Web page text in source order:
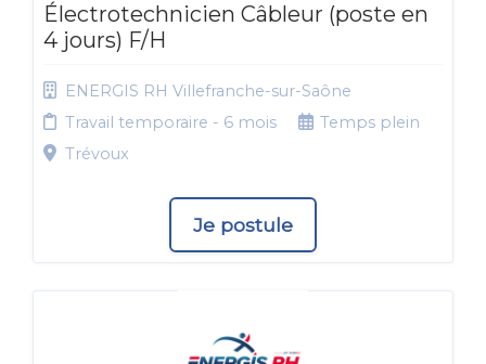
Électrotechnicien Câbleur (poste en
4 jours) F/H
ENERGIS RH Villefranche-sur-Saône
Travail temporaire - 6 mois
Temps plein
Trévoux
Je postule